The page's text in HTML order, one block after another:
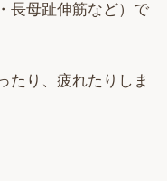
長母趾伸筋など）で
たり、疲れたりしま